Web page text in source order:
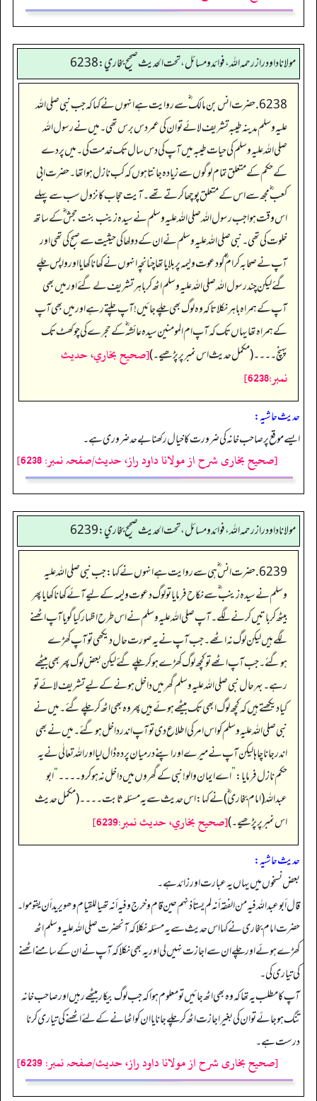
مولانا داود راز رحمه الله، فوائد و مسائل، تحت الحديث صحيح بخاري: 6238
6238. حضرت انس بن مالک ؓ سے روایت ہے انہوں نے کہا کہ جب نبی صلی اللہ
علیہ وسلم مدینہ طیبہ تشریف لائے تو ان کی عمر دس برس تھی۔ میں نے رسول اللہ
صلی اللہ علیہ وسلم کی حیات طیبہ میں آپ کی دس سال تک خدمت کی۔ میں پردے
کے حکم کے متعلق تمام لوگوں سے زیادہ جانتا ہوں کہ کب نازل ہوا تھا۔ حضرت ابی
کعب ؓ مجھ سے اس کے متعلق پوچھا کرتے تھے۔ آیت حجاب کا نزول سب سے پہلے
اس وقت ہوا جب رسول اللہ صلی اللہ علیہ وسلم نے سیدہ زینب بنت حجش ؓ کے ساتھ
خلوت کی تھی۔ نبی صلی اللہ علیہ وسلم نے ان کے دولھا کی حیثیت سے صبح کی تھی اور
آپ نے صحابہ کرام ؓ کو دعوت ولیمہ پر بلایا تھا چنانچہ انہوں نے کھانا کھایا اور واپس چلے
گئے لیکن چند رسول اللہ صلی اللہ علیہ وسلم اٹھ کر باہر تشریف لے گئے اور میں بھی
آپ کے ہمراہ باہر نکلا تاکہ وہ لوگ بھی چلے جائیں! آپ چلتے رہے اور میں بھی آپ
کے ہمراہ تھا یہاں تک کہ آپ ام المومنین سیدہ عائشہ‬ ؓ ک‬ے حجرے کی چوکھٹ تک
پہنچ۔۔۔۔ (مکمل حدیث اس نمبر پر پڑھیے۔)[صحيح بخاري، حديث
نمبر:6238]
حدیث حاشیہ:
ایسے موقع پر صاحب خانہ کی ضرورت کا خیال رکھنا بے حد ضروری ہے۔
[صحیح بخاری شرح از مولانا داود راز، حدیث/صفحہ نمبر: 6238]
مولانا داود راز رحمه الله، فوائد و مسائل، تحت الحديث صحيح بخاري: 6239
6239. حضرت انس ؓ ہی سے روایت ہے انہوں نے کہا: جب نبی صلی اللہ علیہ
وسلم نے سیدہ زینب‬ ؓ س‬ے نکاح فرمایا تو لوگ دعوت ولیمہ کے لیے آئے کھانا کھایا پھر
بیٹھ کر باتیں کرنے لگے۔ آپ صلی اللہ علیہ وسلم نے اس طرح اظہار کیا گویا آپ اٹھنے
لگے ہیں لیکن لوگ نہ اٹھے۔ جب آپ نے یہ صورت حال دیکھی تو آپ کھڑے
ہوگئے۔ جب آپ اٹھے تو کچھ لوگ کھڑے ہو کر چلے گئے لیکن بعض لوگ پھر بھی بیٹھے
رہے۔ بہرحال نبی صلی اللہ علیہ وسلم گھر میں داخل ہونے کے لیے تشریف لائے تو
کیا دیکھتے ہیں کہ کچھ لوگ ابھی تک بیٹھے ہوئے ہیں پھر وہ بھی اٹھ کر چلے گئے۔ میں نے
نبی صلی اللہ علیہ وسلم کو اس امر کی اطلاع دی تو آپ اندر داخل ہو گئے۔ میں نے بھی
اندر جانا چاہا لیکن آپ نے میرے اور اپنے درمیان پردہ ڈال لیا اور اللہ تعالٰی نے یہ
حکم نازل فرمایا:”اے ایمان والو! نبی کے گھروں میں داخل نہ ہو کرو۔۔۔۔“ابو
عبداللہ (امام بخاری ؓ) نے کہا: اس حدیث سے یہ مسئلہ ثابت۔۔۔۔ (مکمل حدیث
اس نمبر پر پڑھیے۔)[صحيح بخاري، حديث نمبر:6239]
حدیث حاشیہ:
بعض نسخوں میں یہاں یہ عبارت اور زائد ہے۔
قال أبو عبد اللہ فیه من الفقه أنه لم یستأذنهم حین قام و خرج و فیه أنه تھیا للقیام وھو یرید أن یقوموا۔
حضرت امام بخاری نے کہا اس حدیث سے یہ مسئلہ نکلا کہ آنحضرت صلی اللہ علیہ وسلم اٹھ
کھڑے ہوئے اور چلے ان سے اجازت نہیں لی اور یہ بھی نکلا کہ آپ نے ان کے سامنے اٹھنے
کی تیاری کی۔
آپ کا مطلب یہ تھا کہ وہ بھی اٹھ جائیں تو معلوم ہوا کہ جب لوگ بیکار بیٹھے رہیں اور صاحب خانہ
تنگ ہو جائے تو ان کی بغیر اجازت اٹھ کر چلے جانا یا ان کو اٹھانے کے لئے اٹھنے کی تیاری کرنا
درست ہے۔
[صحیح بخاری شرح از مولانا داود راز، حدیث/صفحہ نمبر: 6239]